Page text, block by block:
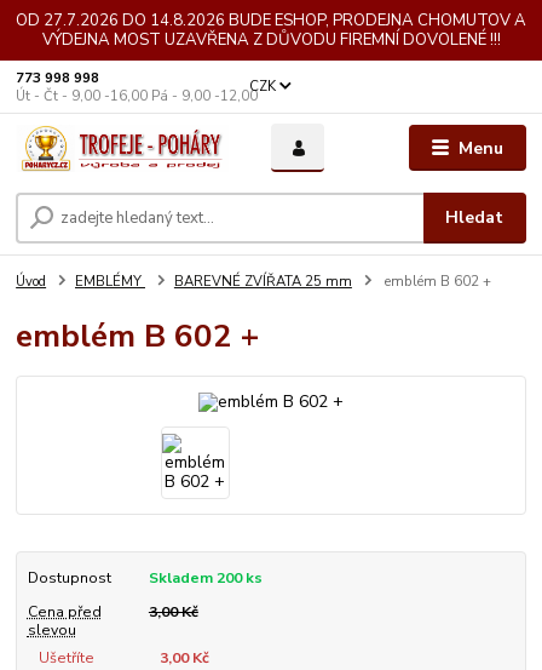
OD 27.7.2026 DO 14.8.2026 BUDE ESHOP, PRODEJNA CHOMUTOV A
VÝDEJNA MOST UZAVŘENA Z DŮVODU FIREMNÍ DOVOLENÉ !!!
Menu
CZK
Hledat
773 998 998
Út - Čt - 9,00 -16,00 Pá - 9,00 -12,00
Úvod EMBLÉMY BAREVNÉ ZVÍŘATA 25 mm emblém B 602 +
emblém B 602 +
Dostupnost
Skladem 200 ks
Cena před
slevou
3,00 Kč
Ušetříte 3,00 Kč